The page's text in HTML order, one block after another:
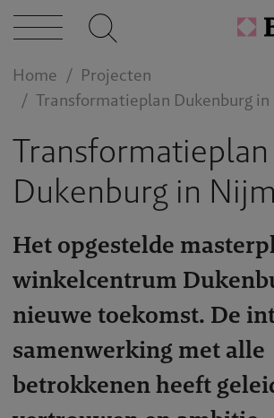
bij
Home
Projecten
Transformatieplan Dukenburg
Transformatieplan
Dukenburg in
Het opgestelde
winkelcentrum
nieuwe toekomst. De
samenwerking met alle
betrokkenen heeft